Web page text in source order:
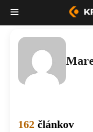
162 článkov